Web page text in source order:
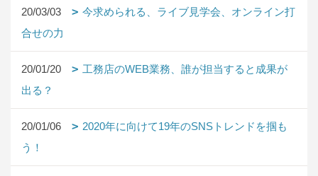
20/03/03
今求められる、ライブ見学会、オンライン打
合せの力
20/01/20
工務店のWEB業務、誰が担当すると成果が
出る？
20/01/06
2020年に向けて19年のSNSトレンドを掴も
う！